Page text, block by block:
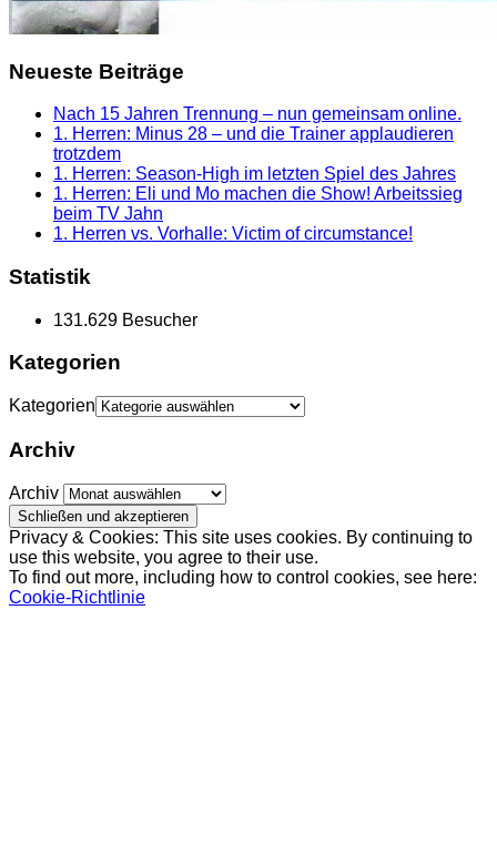
Neueste Beiträge
Nach 15 Jahren Trennung – nun gemeinsam online.
1. Herren: Minus 28 – und die Trainer applaudieren
trotzdem
1. Herren: Season-High im letzten Spiel des Jahres
1. Herren: Eli und Mo machen die Show! Arbeitssieg
beim TV Jahn
1. Herren vs. Vorhalle: Victim of circumstance!
Statistik
131.629 Besucher
Kategorien
Kategorien
Archiv
Archiv
Privacy & Cookies: This site uses cookies. By continuing to
use this website, you agree to their use.
To find out more, including how to control cookies, see here:
Cookie-Richtlinie